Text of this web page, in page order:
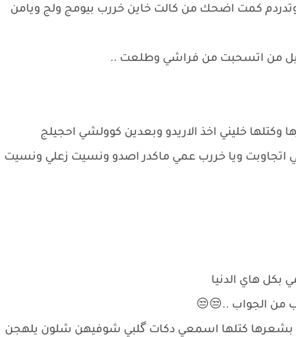
كمت اضحك من كالت خاين خررب بيومج ولج ويامن
من اتسحبت من فراشي وطلعت ..
خليني اخذ الاريدو وبعدين كوولشي احجيلج
اتجاوبت ويا خررب عمي ماكدر اصدو ونسيت زعلي ونسيت
بكل هاي الدنيا
من الجواب ..😒😒
كتلها اسمعي دكات گلبي شوفيهن شلون يلهجن